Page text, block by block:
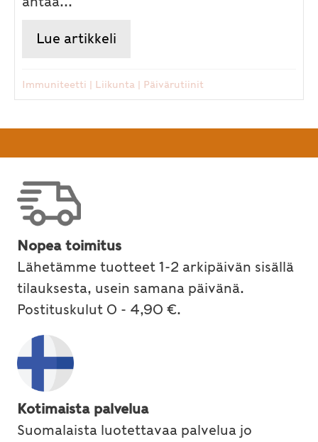
Lue artikkeli
Immuniteetti | Liikunta | Päivärutiinit
Nopea toimitus
Lähetämme tuotteet 1-2 arkipäivän sisällä
tilauksesta, usein samana päivänä.
Postituskulut 0 - 4,90 €.
Kotimaista palvelua
Suomalaista luotettavaa palvelua jo